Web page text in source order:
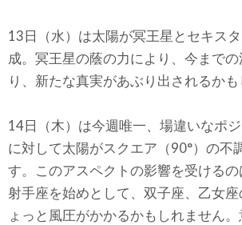
13日（水）は太陽が冥王星とセキス
成。冥王星の蔭の力により、今まで
り、新たな真実があぶり出されるかも
14日（木）は今週唯一、場違いなポ
に対して太陽がスクエア（90°）の不
す。このアスペクトの影響を受けるの
射手座を始めとして、双子座、乙女
ょっと風圧がかかるかもしれません